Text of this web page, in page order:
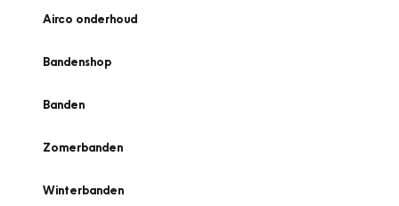
Airco onderhoud
Bandenshop
Banden
Zomerbanden
Winterbanden